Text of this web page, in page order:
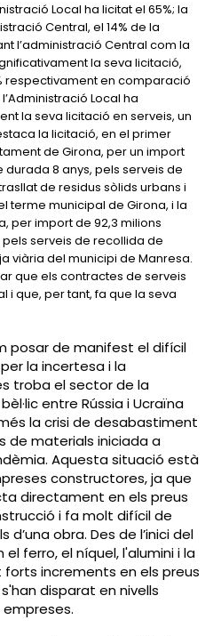
Local ha licitat el 65%; la
Central, el 14% de la
l’administració Central com la
la seva licitació,
respectivament en comparació
Local ha
la seva licitació en serveis, un
la licitació, en el primer
de Girona, per un import
durada 8 anys, pels serveis de
de residus sòlids urbans i
terme municipal de Girona, i la
per import de 92,3 milions
pels serveis de recollida de
viària del municipi de Manresa.
que els contractes de serveis
i que, per tant, fa que la seva
posar de manifest el difícil
la incertesa i la
troba el sector de la
entre Rússia i Ucraïna
la crisi de desabastiment
de materials iniciada a
Aquesta situació està
constructores, ja que
directament en els preus
i fa molt difícil de
obra. Des de l’inici del
ferro, el níquel, l'alumini i la
increments en els preus
disparat en nivells